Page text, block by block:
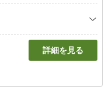
詳細を見る